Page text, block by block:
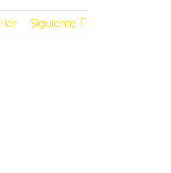
Siguiente